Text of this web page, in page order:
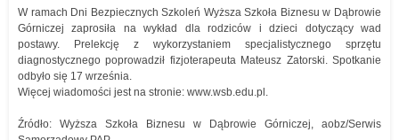
W ramach Dni Bezpiecznych Szkoleń Wyższa Szkoła Biznesu w Dąbrowie
Górniczej zaprosiła na wykład dla rodziców i dzieci dotyczący wad
postawy. Prelekcję z wykorzystaniem specjalistycznego sprzętu
diagnostycznego poprowadził fizjoterapeuta Mateusz Zatorski. Spotkanie
odbyło się 17 września.
Więcej wiadomości jest na stronie: www.wsb.edu.pl.
Źródło: Wyższa Szkoła Biznesu w Dąbrowie Górniczej, aobz/Serwis